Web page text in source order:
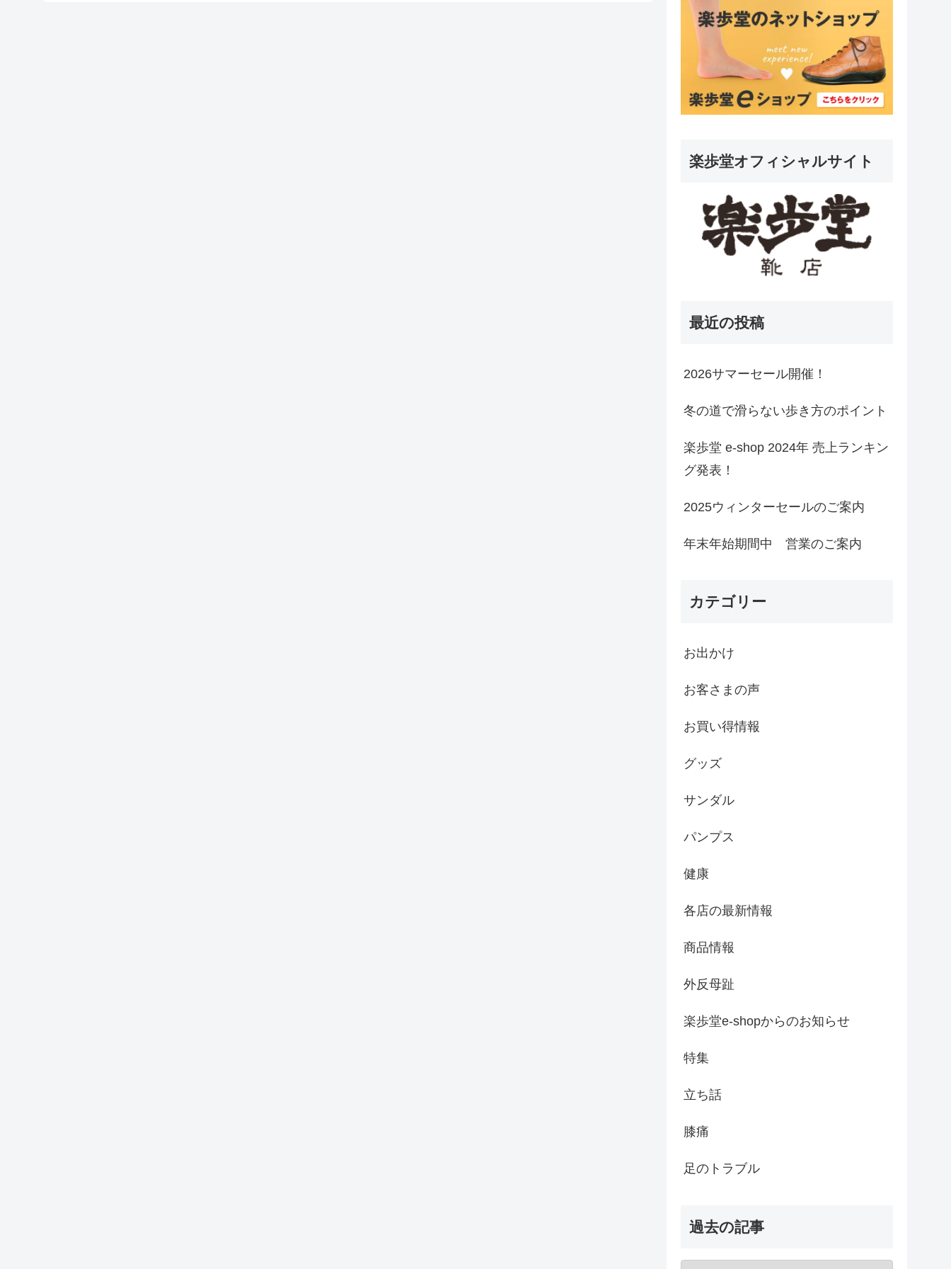
楽歩堂オフィシャルサイト
最近の投稿
2026サマーセール開催！
冬の道で滑らない歩き方のポイント
楽歩堂 e-shop 2024年 売上ランキン
グ発表！
2025ウィンターセールのご案内
年末年始期間中 営業のご案内
カテゴリー
お出かけ
お客さまの声
お買い得情報
グッズ
サンダル
パンプス
健康
各店の最新情報
商品情報
外反母趾
楽歩堂e-shopからのお知らせ
特集
立ち話
膝痛
足のトラブル
過去の記事